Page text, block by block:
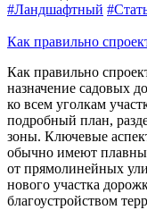
#Ландшафтный
Как правильно
Как правильно
назначение садовых
ко всем уголкам
подробный план,
зоны. Ключевые
обычно имеют
от прямолинейных
нового участка
благоустройством